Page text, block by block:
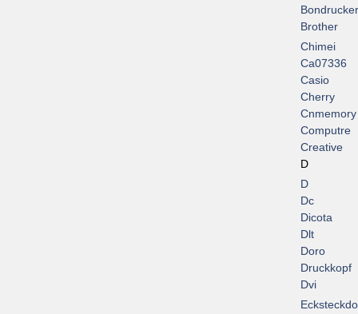
Bondrucker
Brother
Chimei
Ca07336
Casio
Cherry
Cnmemory
Computre
Creative
D
D
Dc
Dicota
Dlt
Doro
Druckkopf
Dvi